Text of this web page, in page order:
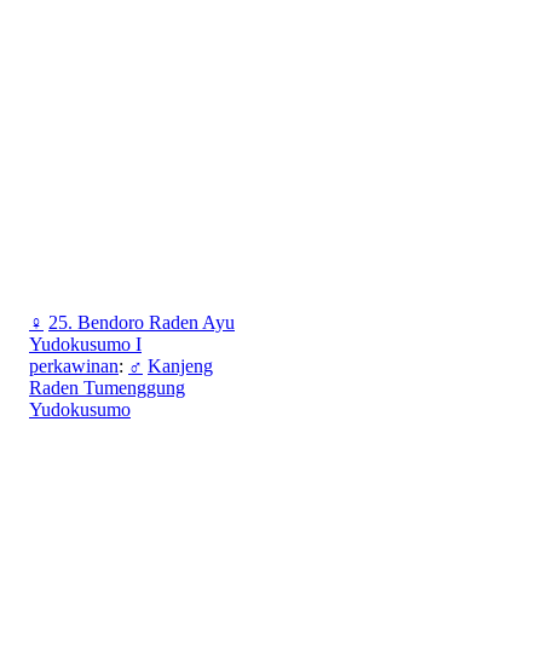
♀ 25. Bendoro Raden Ayu
Yudokusumo I
perkawinan: ♂ Kanjeng
Raden Tumenggung
Yudokusumo